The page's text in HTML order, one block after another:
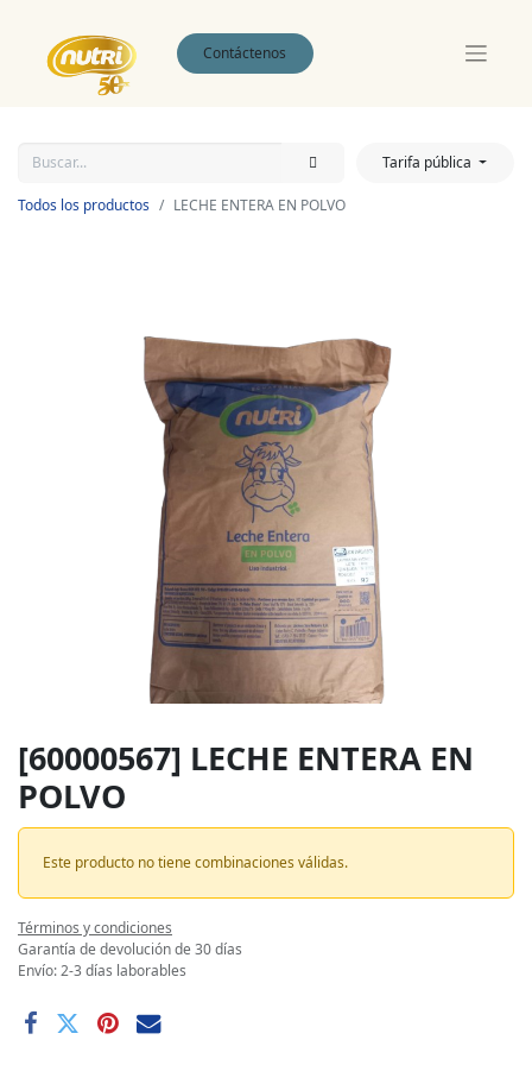
Contáctenos
Tarifa pública
Todos los productos LECHE ENTERA EN POLVO
[60000567] LECHE ENTERA EN
POLVO
Este producto no tiene combinaciones válidas.
Términos y condiciones
Garantía de devolución de 30 días
Envío: 2-3 días laborables